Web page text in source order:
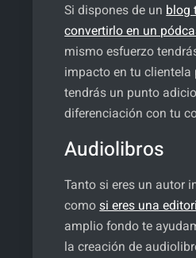
Si dispones de unblog
convertirlo en un
mismo esfuerzo
impacto en tu clientela
tendrás un punto
diferenciación con tu
Audiolibros
Tanto si eres un autor
comosi eres una
amplio fondo te
la creación de